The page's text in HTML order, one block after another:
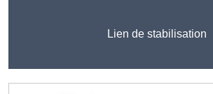
Lien de stabilisation